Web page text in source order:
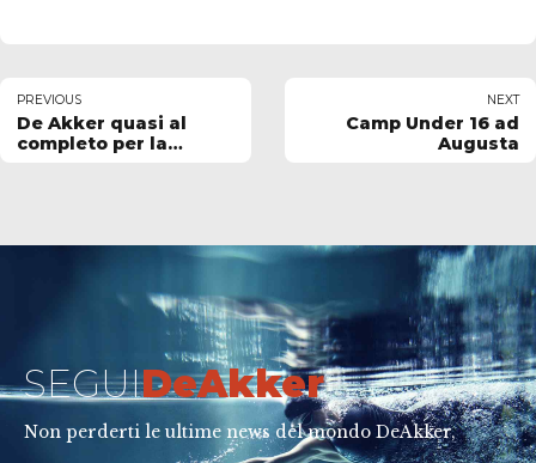
PREVIOUS
De Akker quasi al
completo per la
NEXT
Camp Under 16 ad
Augusta
SEGUIDeAkker
Non perderti le ultime news del mondo DeAkker,